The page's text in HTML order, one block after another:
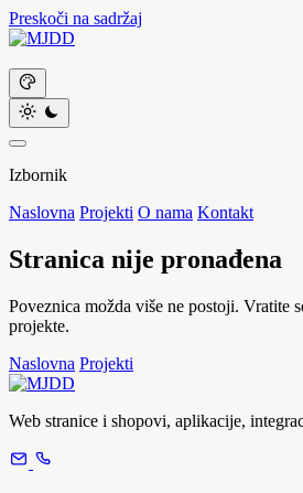
Preskoči na sadržaj
Izbornik
Naslovna Projekti O nama Kontakt
Stranica nije pronađena
Poveznica možda više ne postoji. Vratite
projekte.
Naslovna Projekti
Web stranice i shopovi, aplikacije,